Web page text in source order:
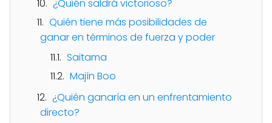
¿Quién saldrá victorioso?
Quién tiene más posibilidades de
ganar en términos de fuerza y poder
Saitama
Majín Boo
¿Quién ganaría en un enfrentamiento
directo?